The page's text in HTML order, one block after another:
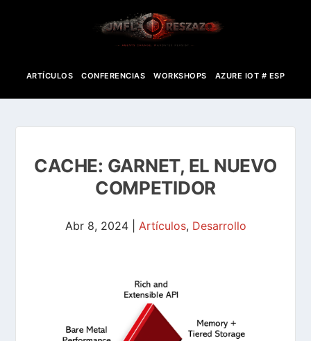
ARTÍCULOS CONFERENCIAS WORKSHOPS AZURE IOT # ESP
CACHE: GARNET, EL NUEVO
COMPETIDOR
Abr 8, 2024| Artículos, Desarrollo